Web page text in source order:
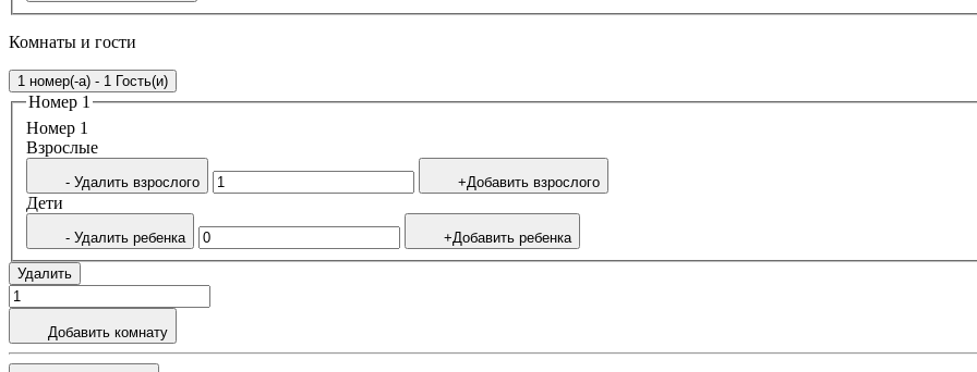
Комнаты и гости
1 номер(-а) - 1 Гость(и)
Номер 1
Номер 1
Bзрослые
- Удалить взрослого +Добавить взрослого
Дети
- Удалить ребенка +Добавить ребенка
Удалить
Добавить комнату